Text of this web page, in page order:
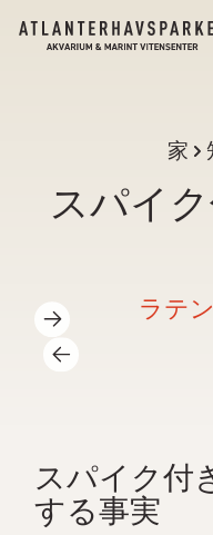
家
スパイ
ラテン
スパイク付
する事実